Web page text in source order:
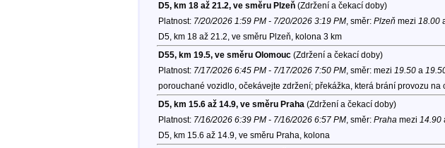
D5, km 18 až 21.2, ve směru Plzeň(Zdržení a čekací doby)
Platnost: 7/20/2026 1:59 PM - 7/20/2026 3:19 PM, směr: Plzeňmezi 18.00
D5, km 18 až 21.2, ve směru Plzeň, kolona 3 km
D55, km 19.5, ve směru Olomouc(Zdržení a čekací doby)
Platnost: 7/17/2026 6:45 PM - 7/17/2026 7:50 PM, směr: mezi 19.50a
porouchané vozidlo, očekávejte zdržení; překážka, která brání provozu
D5, km 15.6 až 14.9, ve směru Praha(Zdržení a čekací doby)
Platnost: 7/16/2026 6:39 PM - 7/16/2026 6:57 PM, směr: Prahamezi 14.90
D5, km 15.6 až 14.9, ve směru Praha, kolona